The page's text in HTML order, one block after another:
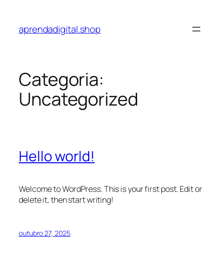
aprendadigital.shop
Categoria:
Uncategorized
Hello world!
Welcome to WordPress. This is your first post. Edit or
delete it, then start writing!
outubro 27, 2025